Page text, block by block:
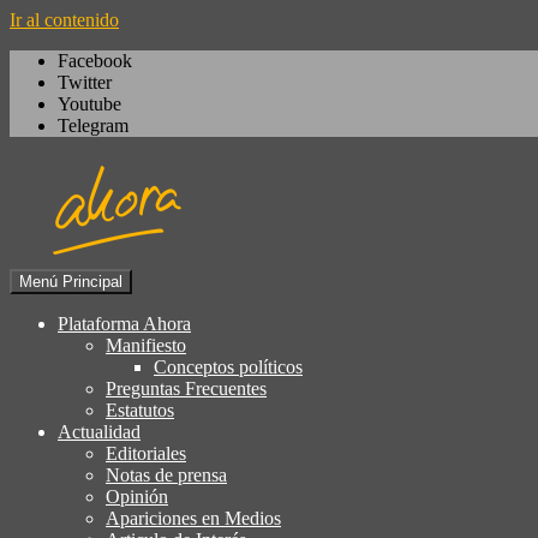
Ir al contenido
Facebook
Twitter
Youtube
Telegram
Plataforma Ahora
Menú Principal
Plataforma Ahora
Manifiesto
Conceptos políticos
Preguntas Frecuentes
Estatutos
Actualidad
Editoriales
Notas de prensa
Opinión
Apariciones en Medios